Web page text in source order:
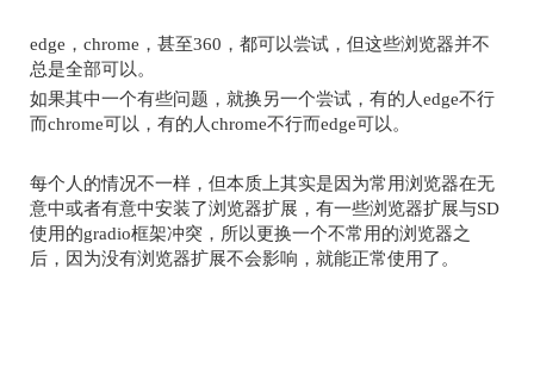
edge ， chrome ，甚至360 ，都可以尝试，但这些浏览器并不
总是全部可以。
如果其中一个有些问题，就换另一个尝试，有的人edge不行
而chrome可以，有的人chrome不行而edge可以。
每个人的情况不一样，但本质上其实是因为常用浏览器在无
意中或者有意中安装了浏览器扩展，有一些浏览器扩展与SD
使用的gradio框架冲突，所以更换一个不常用的浏览器之
后，因为没有浏览器扩展不会影响，就能正常使用了。